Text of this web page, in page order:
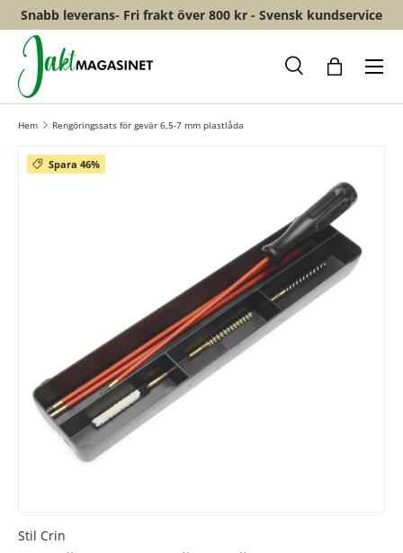
HOPPA TILL INNEHÅLL
Snabb leverans- Fri frakt över 800 kr - Svensk kundservice
Sök
Meny
Hem Rengöringssats för gevär 6,5-7 mm plastlåda
Spara 46%
Stil Crin